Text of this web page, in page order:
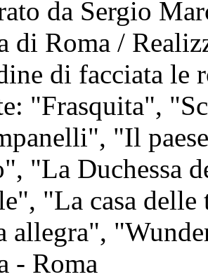
da Sergio
di Roma /
di facciata le
"Frasquita",
"Il
"La Duchessa
"La casa
allegra",
- Roma